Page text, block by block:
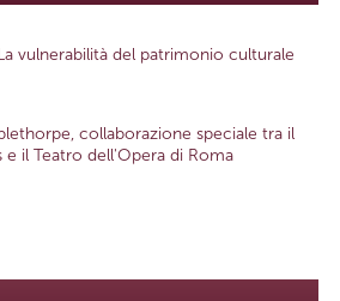
vulnerabilità del patrimonio culturale
collaborazione speciale tra il
e il Teatro dell'Opera di Roma